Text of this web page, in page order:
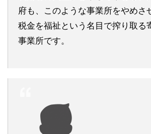
府も、このような事業所をやめさ
税金を福祉という名目で搾り取る
事業所です。